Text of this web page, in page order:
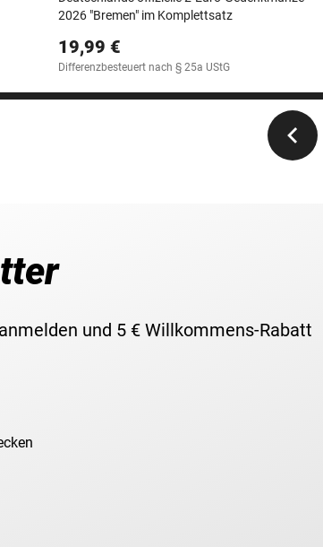
2026 "Bremen" im Komplettsatz
19,99 €
Differenzbesteuert nach § 25a UStG
und 5 € Willkommens-Rabatt